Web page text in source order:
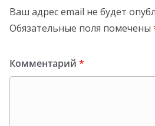
Ваш адрес email не будет
Обязательные поля помечены
Комментарий *